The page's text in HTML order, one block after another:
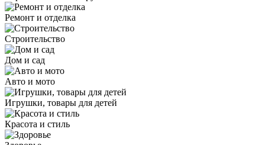
Ремонт и отделка
Строительство
Дом и сад
Авто и мото
Игрушки, товары для детей
Красота и стиль